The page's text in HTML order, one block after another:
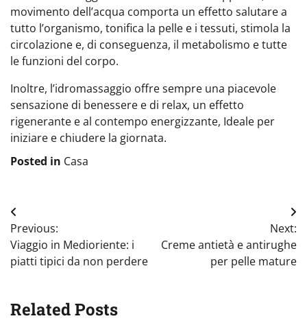
movimento dell’acqua comporta un effetto salutare a
tutto l’organismo, tonifica la pelle e i tessuti, stimola la
circolazione e, di conseguenza, il metabolismo e tutte
le funzioni del corpo.
Inoltre, l’idromassaggio offre sempre una piacevole
sensazione di benessere e di relax, un effetto
rigenerante e al contempo energizzante, Ideale per
iniziare e chiudere la giornata.
Posted in Casa
Navigazione
articoli
Previous:
Viaggio in Medioriente: i
piatti tipici da non perdere
Next:
Creme antietà e antirughe
per pelle mature
Related Posts